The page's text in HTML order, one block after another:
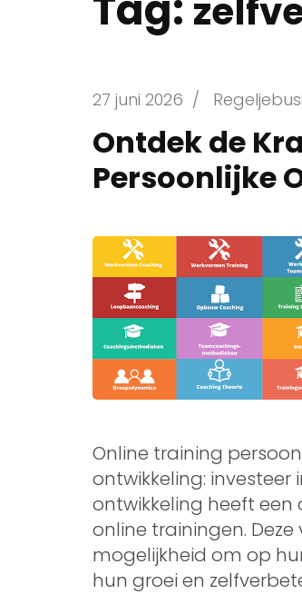
27 juni 2026 /
Ontdek de
Persoonlijke
Online training
ontwikkeling: investeer
ontwikkeling heeft
online trainingen.
mogelijkheid om op
hun groei en